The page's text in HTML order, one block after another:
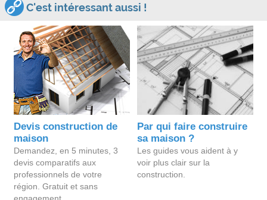
C'est intéressant aussi !
Devis construction de
maison
Demandez, en 5 minutes, 3
devis comparatifs aux
professionnels de votre
région. Gratuit et sans
Par qui faire construire
sa maison ?
Les guides vous aident à y
voir plus clair sur la
construction.